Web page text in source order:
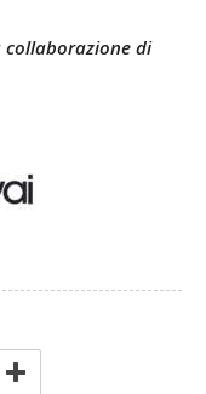
collaborazione di